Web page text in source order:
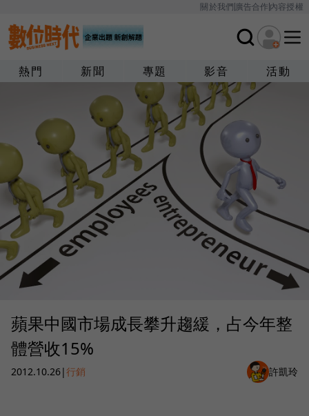
關於我們廣告合作內容授權
熱門 新聞 專題 影音 活動
蘋果中國市場成長攀升趨緩，占今年整
體營收15%
2012.10.26|行銷 許凱玲